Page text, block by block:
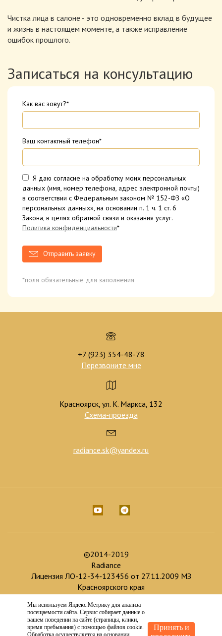
Чистка лица в салоне - это одновременно вклад в будущее
и жизнь в настоящем моменте, а также исправление
ошибок прошлого.
Записаться на консультацию
Как вас зовут?*
Ваш контактный телефон*
Я даю согласие на обработку моих персональных
данных (имя, номер телефона, адрес электронной почты)
в соответствии с Федеральным законом № 152-ФЗ «О
персональных данных», на основании п. 1 ч. 1 ст. 6
Закона, в целях обратной связи и оказания услуг.
Политика конфиденциальности*
Отправить заявку
*поля обязательные для заполнения
+7 (923) 354-48-78
Перезвоните мне
Красноярск, ул. К. Маркса, 132
Схема-проезда
radiance.sk@yandex.ru
©2014-2019
Radiance
Лицензия ЛО-12-34-123456 от 27.11.2009 МЗ
Красноярского края
Доработка и продвижение :
Создание сайта :
Мы используем Яндекс.Метрику для анализа
посещаемости сайта. Сервис собирает данные о
вашем поведении на сайте (страницы, клики,
время пребывания) с помощью файлов cookie.
Обработка осуществляется на основании
Принять и